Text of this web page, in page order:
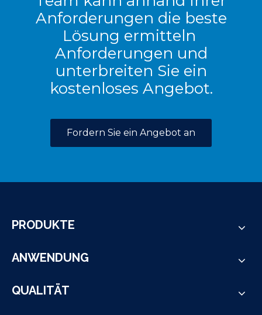
Anforderungen die beste
Lösung ermitteln
Anforderungen und
unterbreiten Sie ein
kostenloses Angebot.
Fordern Sie ein Angebot an
PRODUKTE
ANWENDUNG
QUALITÄT